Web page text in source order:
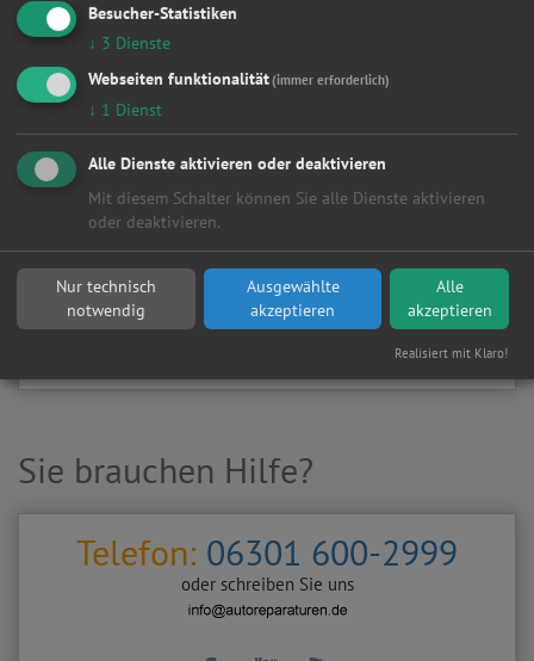
Freiheit 13
06493
Harzgerode
Autowerkstatt
Kundenanfragen erhalten?
▶ Werkstatt aktivieren
Sie möchten aufAutoreparaturen.dean dieseKFZ-Werkstatt
eine kostenlose und unverbindliche Reparaturanfrage
stellen?
Werkstattanfrage stellen
Sie brauchen Hilfe?
Telefon: 06301 600-2999
oder schreiben Sie uns
Besucher-Statistiken
↓ 3 Dienste
Webseiten funktionalität(immer erforderlich)
↓ 1 Dienst
Alle Dienste aktivieren oder deaktivieren
Mit diesem Schalter können Sie alle Dienste aktivieren
oder deaktivieren.
Nur technisch
notwendig
Ausgewählte
akzeptieren
Alle
akzeptieren
Realisiert mit Klaro!